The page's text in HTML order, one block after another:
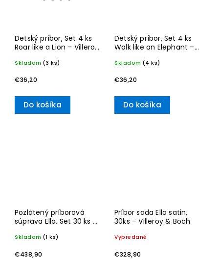
Detský príbor, Set 4 ks
Roar like a Lion – Villeroy
Skladom (3 ks)
€36,20
Do košíka
Detský príbor, Set 4 ks
Walk like an Elephant –
Skladom (4 ks)
€36,20
Do košíka
Pozlátený príborová
súprava Ella, Set 30 ks –
Skladom (1 ks)
€438,90
Príbor sada Ella satin,
30ks – Villeroy & Boch
Vypredané
€328,90